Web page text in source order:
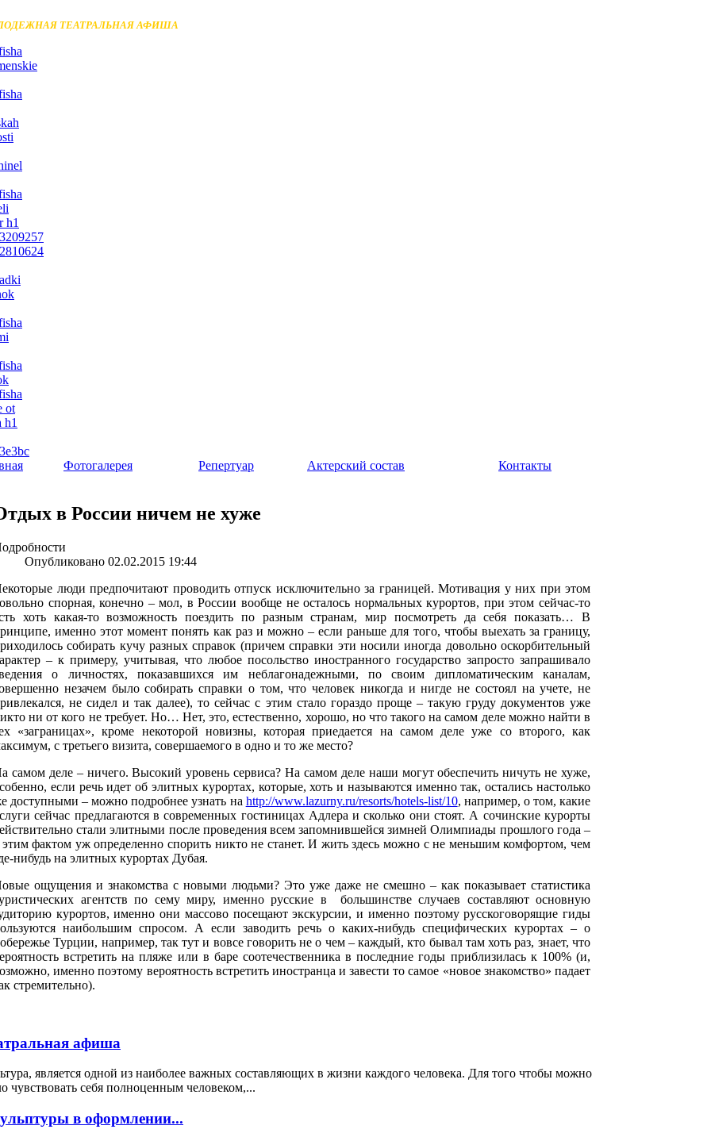
ТЕАТРАЛЬНАЯ АФИША
Фотогалерея Репертуар Актерский состав Контакты
в России ничем не хуже
Опубликовано 02.02.2015 19:44
люди предпочитают проводить отпуск исключительно за границей. Мотивация у них при этом
спорная, конечно – мол, в России вообще не осталось нормальных курортов, при этом сейчас-то
хоть какая-то возможность поездить по разным странам, мир посмотреть да себя показать… В
именно этот момент понять как раз и можно – если раньше для того, чтобы выехать за границу,
собирать кучу разных справок (причем справки эти носили иногда довольно оскорбительный
– к примеру, учитывая, что любое посольство иностранного государство запросто запрашивало
о личностях, показавшихся им неблагонадежными, по своим дипломатическим каналам,
незачем было собирать справки о том, что человек никогда и нигде не состоял на учете, не
не сидел и так далее), то сейчас с этим стало гораздо проще – такую груду документов уже
ни от кого не требует. Но… Нет, это, естественно, хорошо, но что такого на самом деле можно найти в
«заграницах», кроме некоторой новизны, которая приедается на самом деле уже со второго, как
с третьего визита, совершаемого в одно и то же место?
самом деле – ничего. Высокий уровень сервиса? На самом деле наши могут обеспечить ничуть не хуже,
если речь идет об элитных курортах, которые, хоть и называются именно так, остались настолько
доступными – можно подробнее узнать на http://www.lazurny.ru/resorts/hotels-list/10, например, о том, какие
сейчас предлагаются в современных гостиницах Адлера и сколько они стоят. А сочинские курорты
стали элитными после проведения всем запомнившейся зимней Олимпиады прошлого года –
этим фактом уж определенно спорить никто не станет. И жить здесь можно с не меньшим комфортом, чем
нибудь на элитных курортах Дубая.
ощущения и знакомства с новыми людьми? Это уже даже не смешно – как показывает статистика
агентств по сему миру, именно русские в большинстве случаев составляют основную
курортов, именно они массово посещают экскурсии, и именно поэтому русскоговорящие гиды
наибольшим спросом. А если заводить речь о каких-нибудь специфических курортах – о
Турции, например, так тут и вовсе говорить не о чем – каждый, кто бывал там хоть раз, знает, что
встретить на пляже или в баре соотечественника в последние годы приблизилась к 100% (и,
именно поэтому вероятность встретить иностранца и завести то самое «новое знакомство» падает
стремительно).
афиша
является одной из наиболее важных составляющих в жизни каждого человека. Для того чтобы можно
чувствовать себя полноценным человеком,...
в оформлении...